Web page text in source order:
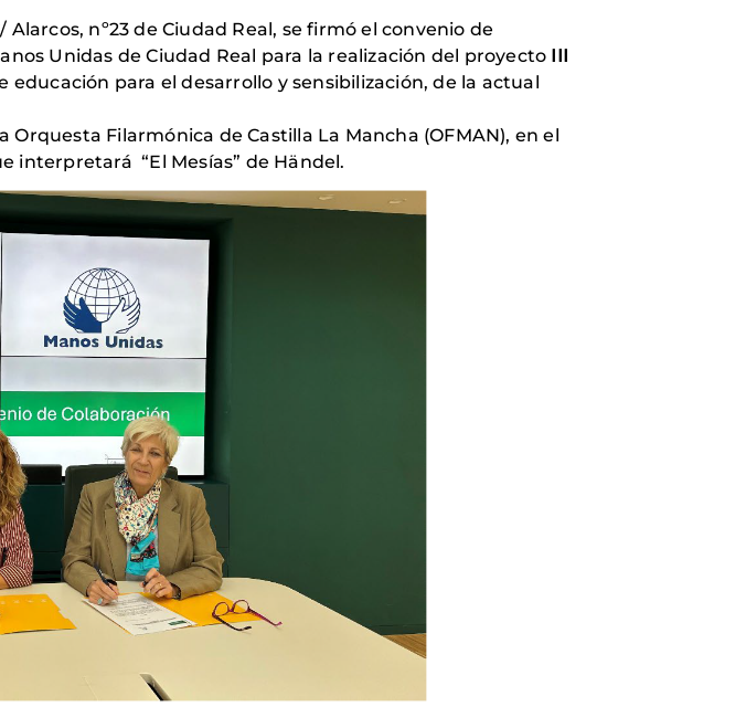
nº23 de Ciudad Real, se firmó el convenio de
Unidas de Ciudad Real para la realización del proyecto III
educación para el desarrollo y sensibilización, de la actual
Filarmónica de Castilla La Mancha (OFMAN), en el
interpretará “El Mesías” de Händel.